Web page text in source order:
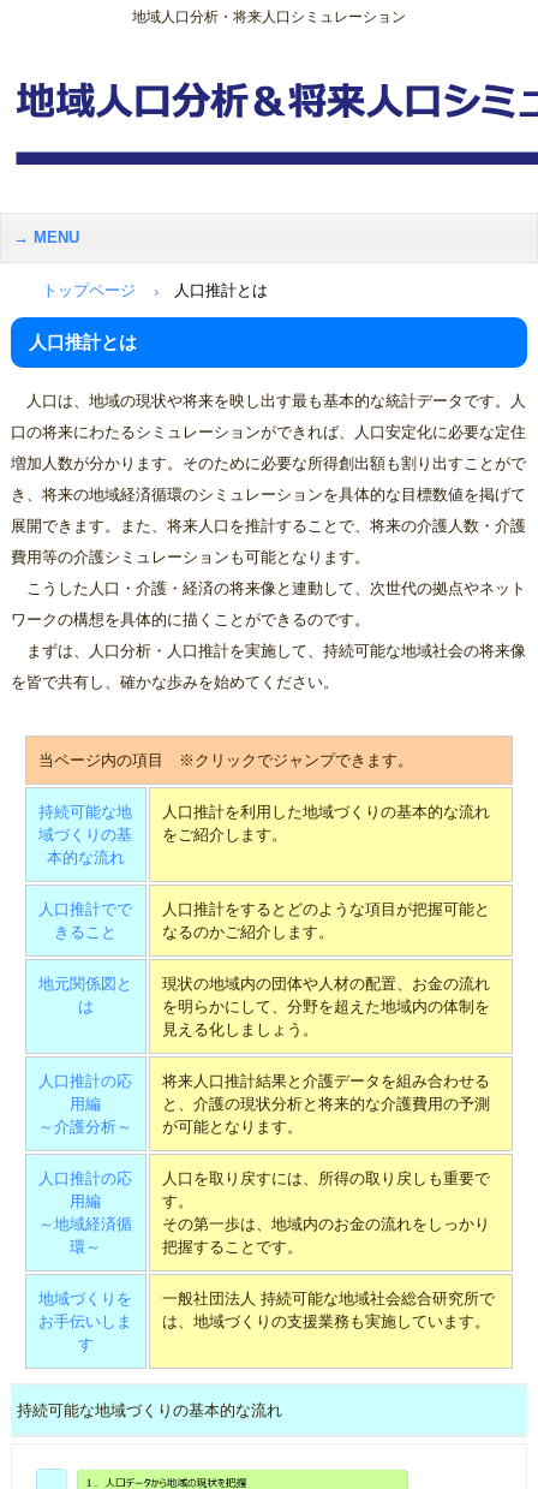
地域人口分析・将来人口シミュレーション
MENU
トップページ 人口推計とは
人口推計とは
人口は、地域の現状や将来を映し出す最も基本的な統計データです。人
口の将来にわたるシミュレーションができれば、人口安定化に必要な定住
増加人数が分かります。そのために必要な所得創出額も割り出すことがで
き、将来の地域経済循環のシミュレーションを具体的な目標数値を掲げて
展開できます。また、将来人口を推計することで、将来の介護人数・介護
費用等の介護シミュレーションも可能となります。
こうした人口・介護・経済の将来像と連動して、次世代の拠点やネット
ワークの構想を具体的に描くことができるのです。
まずは、人口分析・人口推計を実施して、持続可能な地域社会の将来像
を皆で共有し、確かな歩みを始めてください。
当ページ内の項目 ※クリックでジャンプできます。
持続可能な地
域づくりの基
本的な流れ
人口推計を利用した地域づくりの基本的な流れ
をご紹介します。
人口推計でで
きること
人口推計をするとどのような項目が把握可能と
なるのかご紹介します。
地元関係図と
は
現状の地域内の団体や人材の配置、お金の流れ
を明らかにして、分野を超えた地域内の体制を
見える化しましょう。
人口推計の応
用編
～介護分析～
将来人口推計結果と介護データを組み合わせる
と、介護の現状分析と将来的な介護費用の予測
が可能となります。
人口推計の応
用編
～地域経済循
環～
人口を取り戻すには、所得の取り戻しも重要で
す。
その第一歩は、地域内のお金の流れをしっかり
把握することです。
地域づくりを
お手伝いしま
す
一般社団法人 持続可能な地域社会総合研究所で
は、地域づくりの支援業務も実施しています。
持続可能な地域づくりの基本的な流れ